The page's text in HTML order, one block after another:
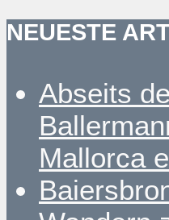
NEUESTE
Abseits
Mallorca